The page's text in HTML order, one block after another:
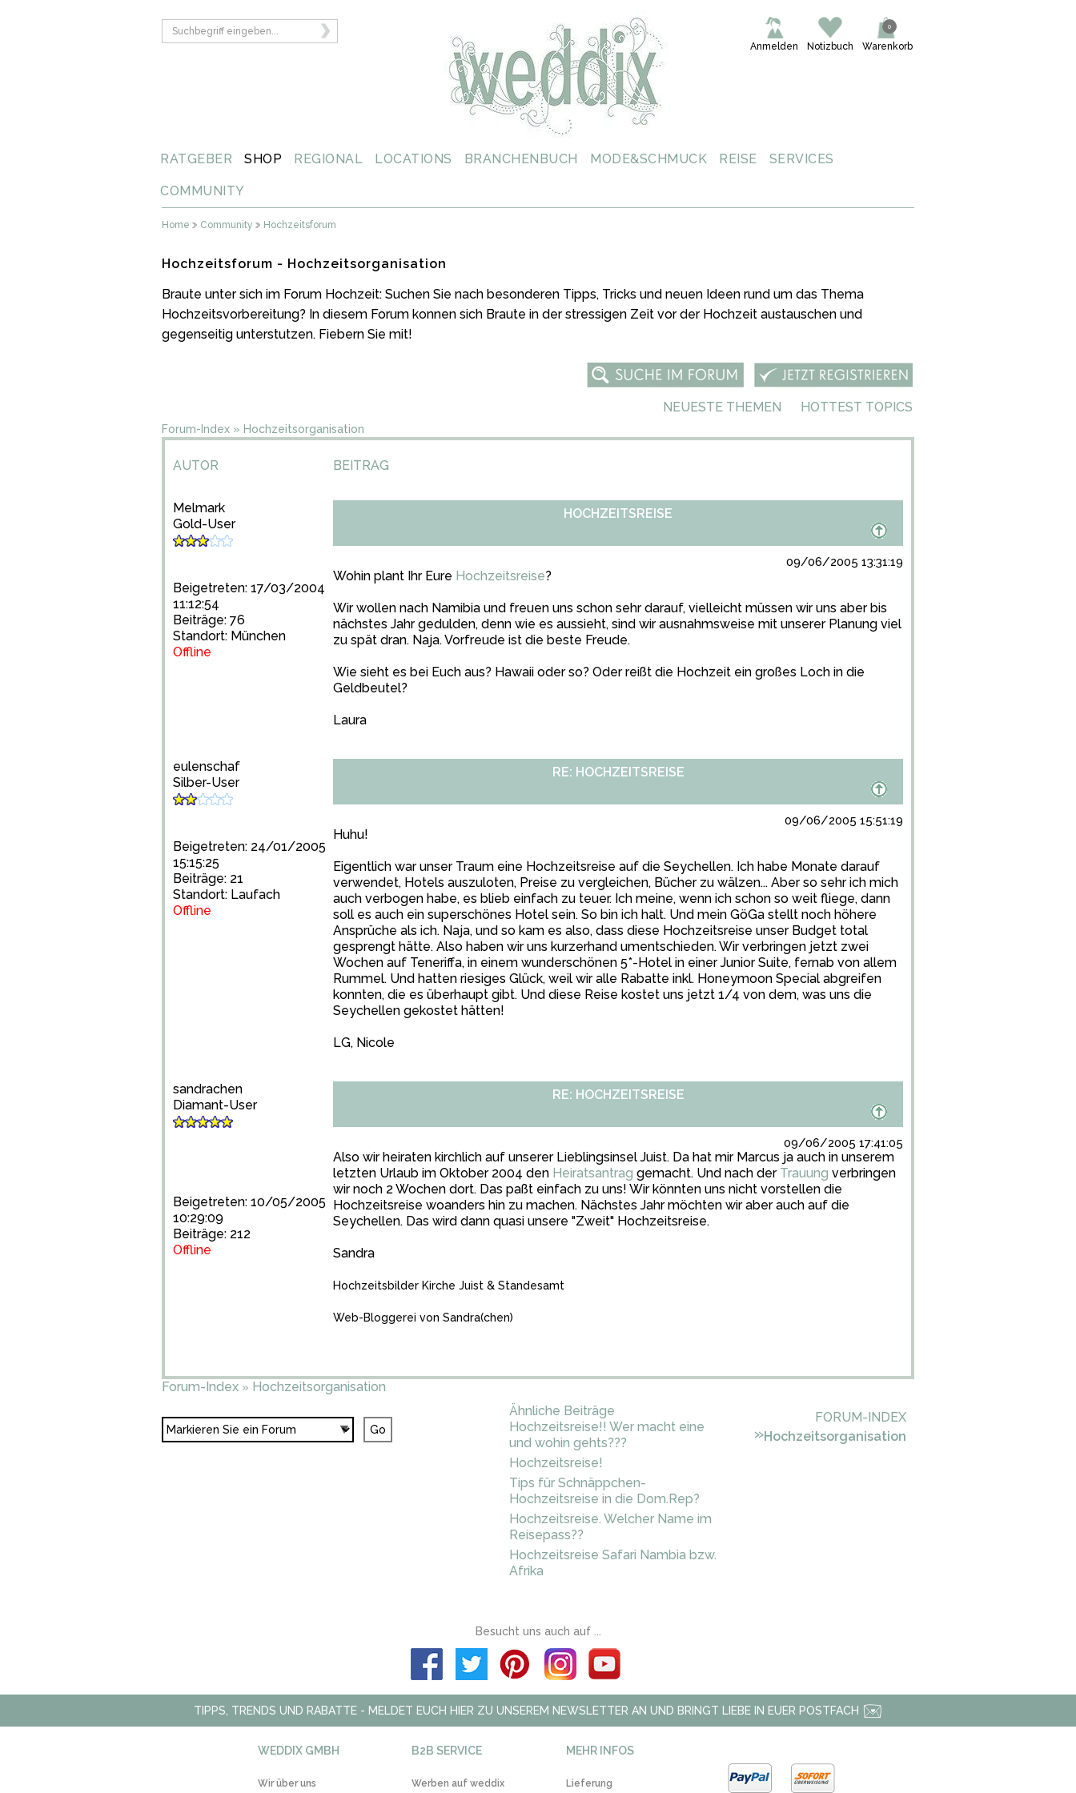
Warenkorb
0
Notizbuch
Anmelden
RATGEBER SHOP REGIONAL LOCATIONS BRANCHENBUCH MODE&SCHMUCK REISE SERVICES
COMMUNITY
Home Community Hochzeitsforum
Hochzeitsforum - Hochzeitsorganisation
Braute unter sich im Forum Hochzeit: Suchen Sie nach besonderen Tipps, Tricks und neuen Ideen rund um das Thema
Hochzeitsvorbereitung? In diesem Forum konnen sich Braute in der stressigen Zeit vor der Hochzeit austauschen und
gegenseitig unterstutzen. Fiebern Sie mit!
NEUESTE THEMEN HOTTEST TOPICS
Forum-Index » Hochzeitsorganisation
AUTOR BEITRAG
Melmark
Gold-User
Beigetreten: 17/03/2004
11:12:54
Beiträge: 76
Standort: München
Offline
HOCHZEITSREISE
09/06/2005 13:31:19
Wohin plant Ihr Eure Hochzeitsreise?
Wir wollen nach Namibia und freuen uns schon sehr darauf, vielleicht müssen wir uns aber bis
nächstes Jahr gedulden, denn wie es aussieht, sind wir ausnahmsweise mit unserer Planung viel
zu spät dran. Naja. Vorfreude ist die beste Freude.
Wie sieht es bei Euch aus? Hawaii oder so? Oder reißt die Hochzeit ein großes Loch in die
Geldbeutel?
Laura
eulenschaf
Silber-User
Beigetreten: 24/01/2005
15:15:25
Beiträge: 21
Standort: Laufach
Offline
RE: HOCHZEITSREISE
09/06/2005 15:51:19
Huhu!
Eigentlich war unser Traum eine Hochzeitsreise auf die Seychellen. Ich habe Monate darauf
verwendet, Hotels auszuloten, Preise zu vergleichen, Bücher zu wälzen... Aber so sehr ich mich
auch verbogen habe, es blieb einfach zu teuer. Ich meine, wenn ich schon so weit fliege, dann
soll es auch ein superschönes Hotel sein. So bin ich halt. Und mein GöGa stellt noch höhere
Ansprüche als ich. Naja, und so kam es also, dass diese Hochzeitsreise unser Budget total
gesprengt hätte. Also haben wir uns kurzerhand umentschieden. Wir verbringen jetzt zwei
Wochen auf Teneriffa, in einem wunderschönen 5*-Hotel in einer Junior Suite, fernab von allem
Rummel. Und hatten riesiges Glück, weil wir alle Rabatte inkl. Honeymoon Special abgreifen
konnten, die es überhaupt gibt. Und diese Reise kostet uns jetzt 1/4 von dem, was uns die
Seychellen gekostet hätten!
LG, Nicole
sandrachen
Diamant-User
Beigetreten: 10/05/2005
10:29:09
Beiträge: 212
Offline
RE: HOCHZEITSREISE
09/06/2005 17:41:05
Also wir heiraten kirchlich auf unserer Lieblingsinsel Juist. Da hat mir Marcus ja auch in unserem
letzten Urlaub im Oktober 2004 den Heiratsantrag gemacht. Und nach der Trauung verbringen
wir noch 2 Wochen dort. Das paßt einfach zu uns! Wir könnten uns nicht vorstellen die
Hochzeitsreise woanders hin zu machen. Nächstes Jahr möchten wir aber auch auf die
Seychellen. Das wird dann quasi unsere "Zweit" Hochzeitsreise.
Sandra
Hochzeitsbilder Kirche Juist & Standesamt
Web-Bloggerei von Sandra(chen)
Forum-Index » Hochzeitsorganisation
Ähnliche Beiträge
Hochzeitsreise!! Wer macht eine
und wohin gehts???
Hochzeitsreise!
Tips für Schnäppchen-
Hochzeitsreise in die Dom.Rep?
Hochzeitsreise. Welcher Name im
Reisepass??
Hochzeitsreise Safari Nambia bzw.
Afrika
FORUM-INDEX
»Hochzeitsorganisation
Besucht uns auch auf ...
TIPPS, TRENDS UND RABATTE - MELDET EUCH HIER ZU UNSEREM NEWSLETTER AN UND BRINGT LIEBE IN EUER POSTFACH
WEDDIX GMBH
Wir über uns
B2B SERVICE
Werben auf weddix
MEHR INFOS
Lieferung